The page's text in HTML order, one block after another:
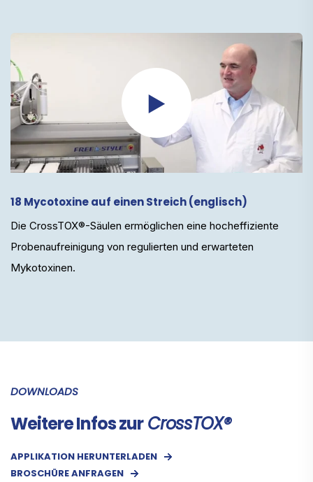
18 Mycotoxine auf einen Streich (englisch)
Die CrossTOX®-Säulen ermöglichen eine hocheffiziente
Probenaufreinigung von regulierten und erwarteten
Mykotoxinen.
DOWNLOADS
Weitere Infos zur CrossTOX®
APPLIKATION HERUNTERLADEN
BROSCHÜRE ANFRAGEN